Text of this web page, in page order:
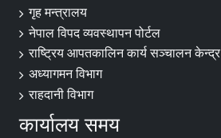
गृह मन्त्रालय
नेपाल विपद व्यवस्थापन पोर्टल
राष्ट्रिय आपतकालिन कार्य सञ्चालन केन्द्र
अध्यागमन विभाग
राहदानी विभाग
कार्यालय समय